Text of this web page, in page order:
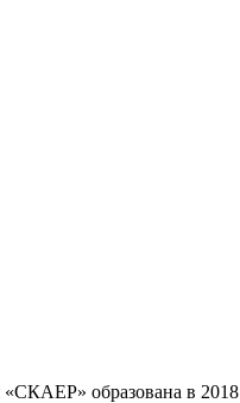
образована в